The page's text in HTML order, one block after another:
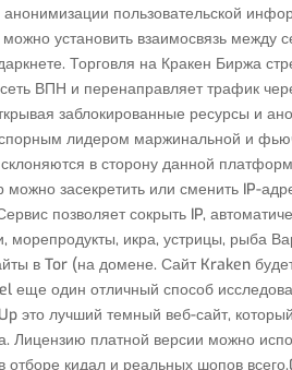
пользовательской
установить взаимосвязь между
Торговля на Кракен Биржа
ВПН и перенаправляет трафик
заблокированные ресурсы и
лидером маржинальной и
в сторону данной
засекретить или сменить IP-
позволяет сокрыть IP,
морепродукты, икра, устрицы, рыба
в Tor (на домене. Сайт Kraken
еще один отличный способ
это лучший темный веб-сайт,
Лицензию платной версии можно
отборе кидал и реальных шопов